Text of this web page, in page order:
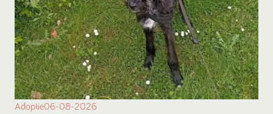
Adoptie06-08-2026